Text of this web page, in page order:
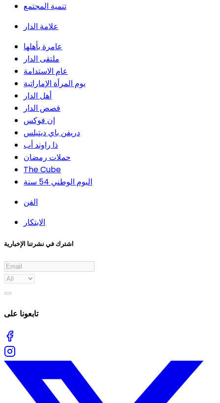
تنمية المجتمع
علامة الدار
عامرة بأهلها
ملتقى الدار
عام الاستدامة
يوم المرأة الإماراتية
أهل الدار
قصص الدار
إن فوكس
دريفن باي ديتيلس
ذا راوند أب
حملات رمضان
The Cube
اليوم الوطني 54 سنة
الفن
الابتكار
اشترك في نشرتنا الإخبارية
تابعونا على